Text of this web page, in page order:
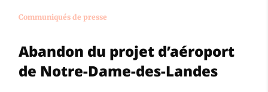
Communiqués de presse
Abandon du projet d’aéroport
de Notre-Dame-des-Landes